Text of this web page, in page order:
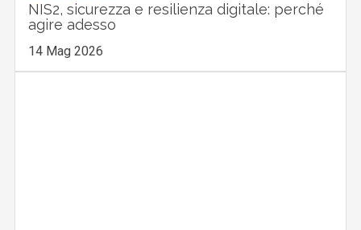
NIS2, sicurezza e resilienza digitale: perché
agire adesso
14 Mag 2026